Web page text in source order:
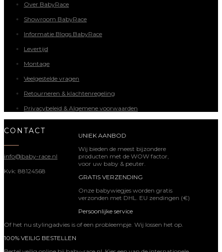
Over BabyRace
Showroom BabyRace
Informatie Blogs BabyRace
Levertijd
Montage
Veelgestelde vragen
Retourneren & klachtenregeling
Privacybeleid & Algemene voorwaarden
CONTACT
info@baby-race.nl
Kvk: 88124568
UNIEK AANBOD
Wij bieden de meest bijzondere
producten met de WOW factor,
voor uw baby & peuter.
GRATIS VERZENDING
Onze babywiegjes worden gratis
verzonden met DHL. EU zendingen (€)
Persoonlijke service
Of het nu stylingadvies is of een probleempje. Wij lossen het op.
100% VEILIG BESTELLEN